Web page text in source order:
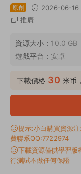
原創 2026-06-16
推廣
資源大小： 10.0 GB
遊戲平台： 安卓
下載價格 30 米币
提示:小白購買資源
費聯系QQ:7722974
下載資源僅供學習版
行測試不做任何保證